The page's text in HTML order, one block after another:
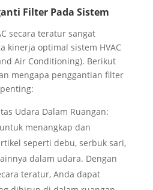
Filter Pada Sistem
secara teratur sangat
kinerja optimal sistem HVAC
Air Conditioning). Berikut
mengapa penggantian filter
Udara Dalam Ruangan:
menangkap dan
seperti debu, serbuk sari,
dalam udara. Dengan
teratur, Anda dapat